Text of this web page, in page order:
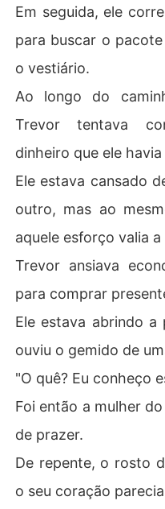
Em seguida, ele
para buscar o
o vestiário.
Ao longo do
Trevor tentava
dinheiro que ele
Ele estava cansado
outro, mas ao
aquele esforço valia a
Trevor ansiava
para comprar
Ele estava abrindo
ouviu o gemido de
"O quê? Eu conheço
Foi então a mulher
de prazer.
De repente, o rosto
o seu coração